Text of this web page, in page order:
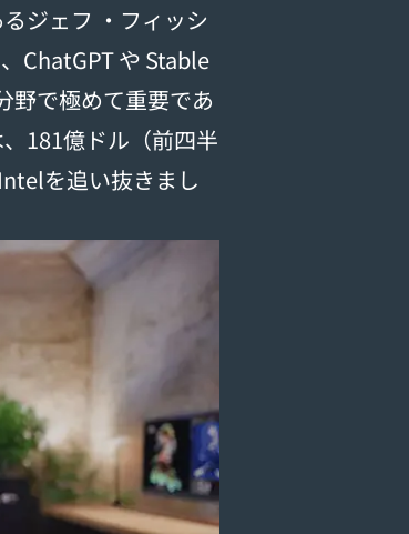
ジェフ ・フィッシ
ChatGPT や Stable
野で極めて重要であ
181億ドル（前四半
を追い抜きまし